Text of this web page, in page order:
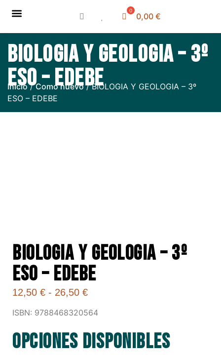
0,00€
BIOLOGIA Y GEOLOGIA – 3º
ESO – EDEBE
Inicio/Como nuevo/ BIOLOGIA Y GEOLOGIA – 3º
ESO – EDEBE
BIOLOGIA Y GEOLOGIA – 3º
ESO – EDEBE
12,50 € - 26,50 €
ISBN: 9788468320564
Opciones disponibles